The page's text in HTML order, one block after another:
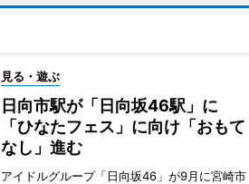
見る・遊ぶ
日向市駅が「日向坂46駅」に
「ひなたフェス」に向け「おもて
なし」進む
アイドルグループ「日向坂46」が9月に宮崎市